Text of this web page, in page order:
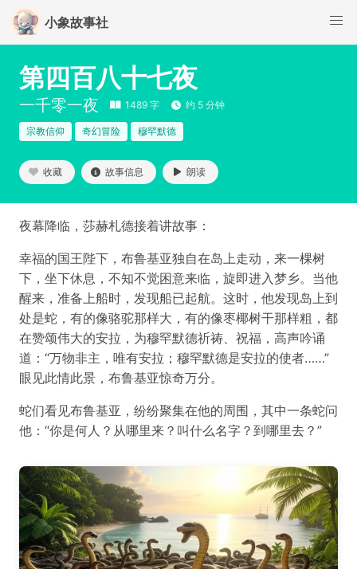
小象故事社
第四百八十七夜
一千零一夜 1489 字 约 5 分钟
宗教信仰 奇幻冒险 穆罕默德
收藏 故事信息 朗读
夜幕降临，莎赫札德接着讲故事：
幸福的国王陛下，布鲁基亚独自在岛上走动，来一棵树
下，坐下休息，不知不觉困意来临，旋即进入梦乡。当他
醒来，准备上船时，发现船已起航。这时，他发现岛上到
处是蛇，有的像骆驼那样大，有的像枣椰树干那样粗，都
在赞颂伟大的安拉，为穆罕默德祈祷、祝福，高声吟诵
道：“万物非主，唯有安拉；穆罕默德是安拉的使者……”
眼见此情此景，布鲁基亚惊奇万分。
蛇们看见布鲁基亚，纷纷聚集在他的周围，其中一条蛇问
他：“你是何人？从哪里来？叫什么名字？到哪里去？”